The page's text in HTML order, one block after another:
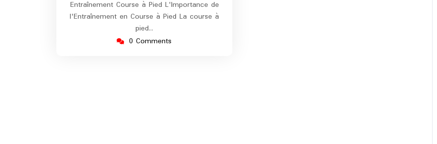
Entraînement Course à Pied L'Importance de
l'Entraînement en Course à Pied La course à
pied…
0 Comments